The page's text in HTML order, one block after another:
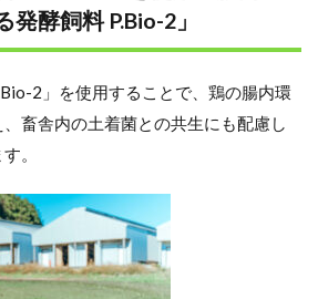
酵飼料 P.Bio-2」
2」を使用することで、鶏の腸内環
畜舎内の土着菌との共生にも配慮し
。